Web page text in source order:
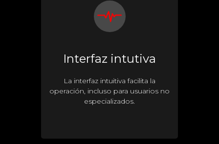
Interfaz intutiva
La interfaz intuitiva facilita la
operación, incluso para usuarios no
especializados.